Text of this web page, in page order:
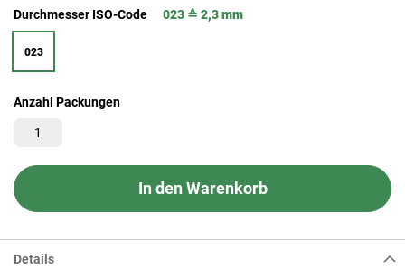
Durchmesser ISO-Code 023 ≙ 2,3 mm
023
Anzahl Packungen
In den Warenkorb
Details